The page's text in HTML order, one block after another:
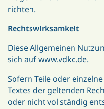
richten.
Rechtswirksamkeit
Diese Allgemeinen
sich auf www.vdkc.de.
Sofern Teile oder
Textes der geltenden
oder nicht vollständig